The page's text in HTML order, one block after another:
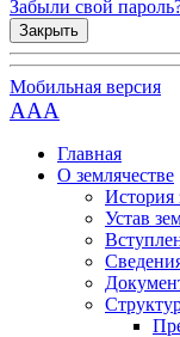
Забыли свой
Закрыть
Мобильная версия
AAA
Главная
О землячестве
История
Устав